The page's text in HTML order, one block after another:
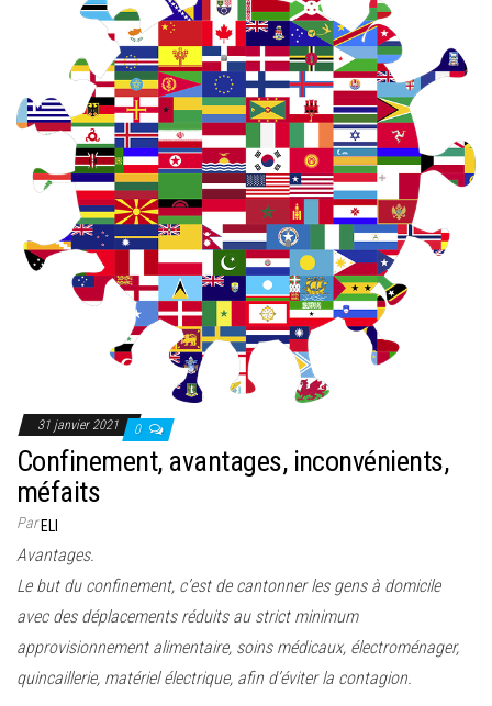
31 janvier 2021 0
Confinement, avantages, inconvénients,
méfaits
ParELI
Avantages.
Le but du confinement, c’est de cantonner les gens à domicile
avec des déplacements réduits au strict minimum
approvisionnement alimentaire, soins médicaux, électroménager,
quincaillerie, matériel électrique, afin d’éviter la contagion.